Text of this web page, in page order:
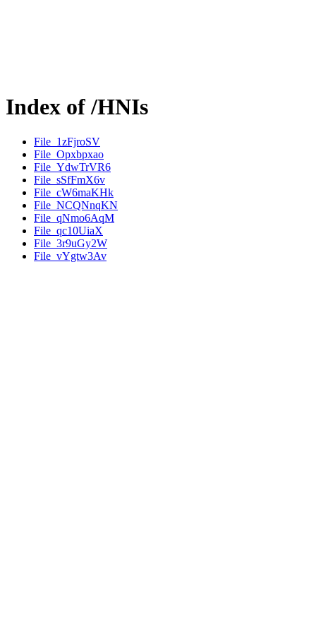
Index of /HNIs
File_1zFjroSV
File_Opxbpxao
File_YdwTrVR6
File_sSfFmX6v
File_cW6maKHk
File_NCQNnqKN
File_qNmo6AqM
File_qc10UiaX
File_3r9uGy2W
File_vYgtw3Av